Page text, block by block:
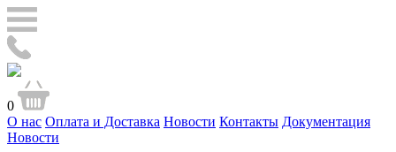
0
О нас Оплата и Доставка Новости Контакты Документация
Новости